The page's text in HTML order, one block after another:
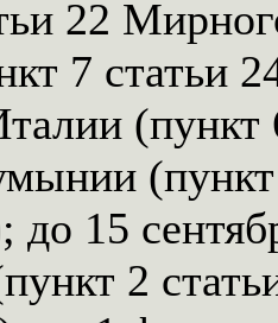
22
7 статьи
(пункт
15
2